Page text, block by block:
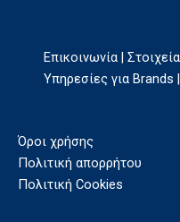
Επικοινωνία |
Υπηρεσίες για
Όροι χρήσης
Πολιτική απορρήτου
Πολιτική Cookies